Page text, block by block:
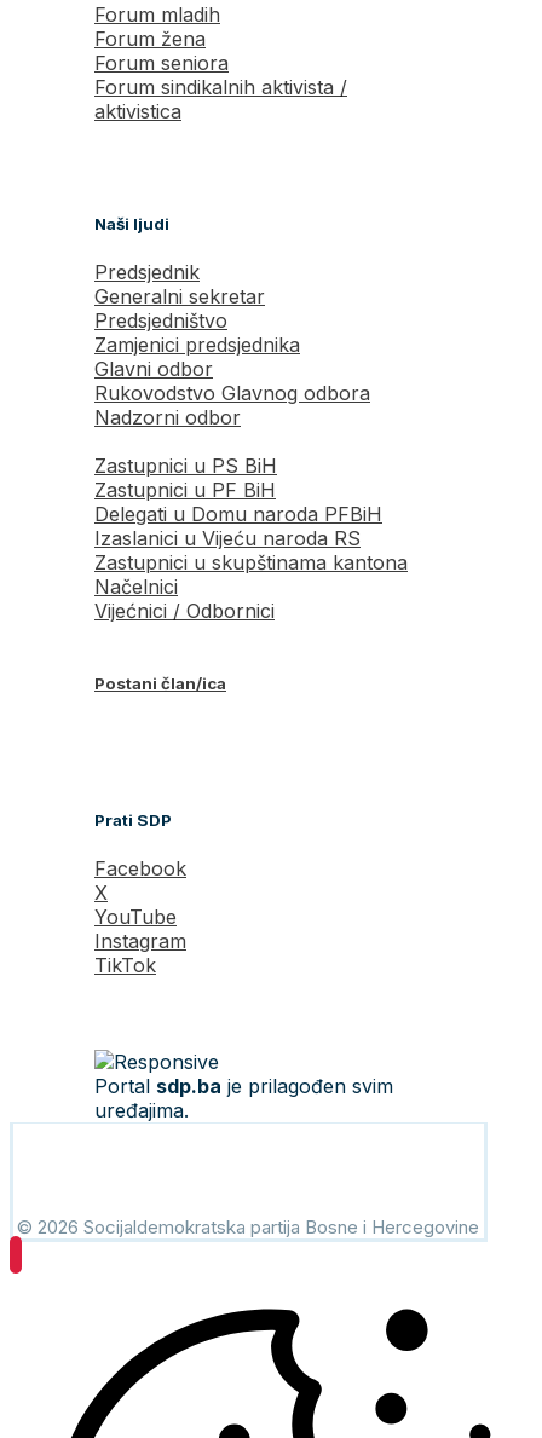
Forum mladih
Forum žena
Forum seniora
Forum sindikalnih aktivista /
aktivistica
Naši ljudi
Predsjednik
Generalni sekretar
Predsjedništvo
Zamjenici predsjednika
Glavni odbor
Rukovodstvo Glavnog odbora
Nadzorni odbor
Zastupnici u PS BiH
Zastupnici u PF BiH
Delegati u Domu naroda PFBiH
Izaslanici u Vijeću naroda RS
Zastupnici u skupštinama kantona
Načelnici
Vijećnici / Odbornici
Postani član/ica
Prati SDP
Facebook
X
YouTube
Instagram
TikTok
Portal sdp.ba je prilagođen svim
uređajima.
© 2026 Socijaldemokratska partija Bosne i Hercegovine